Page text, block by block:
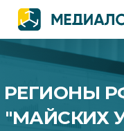
РЕГИОНЫ
"МАЙСКИХ